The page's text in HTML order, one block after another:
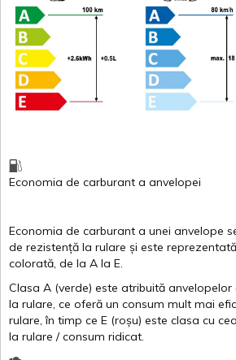
Economia de carburant a anvelopei
Economia de carburant a unei anvelope
de rezistență la rulare și este reprezentată
colorată, de la A la E.
Clasa A (verde) este atribuită anvelopelor
la rulare, ce oferă un consum mult mai
rulare,în timp ce E (roșu) este clasa cu cea
la rulare /consum ridicat.